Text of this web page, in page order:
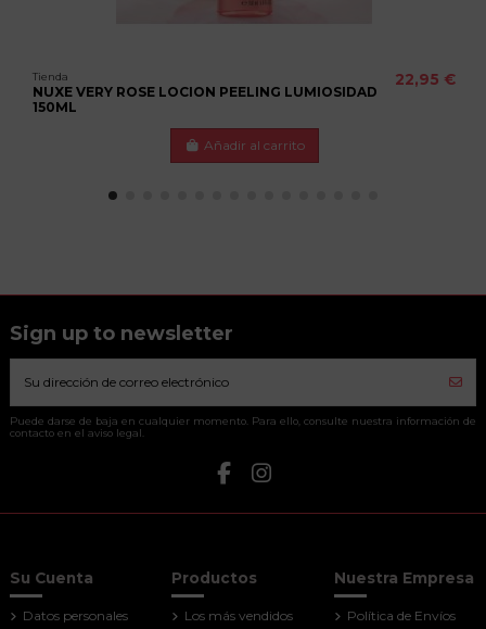
Tienda
NUXE VERY ROSE LOCION PEELING LUMIOSIDAD
150ML
22,95 €
Añadir al carrito
Sign up to newsletter
Puede darse de baja en cualquier momento. Para ello, consulte nuestra información de
contacto en el aviso legal.
Su Cuenta
Datos personales
Productos
Los más vendidos
Nuestra Empresa
Política de Envíos